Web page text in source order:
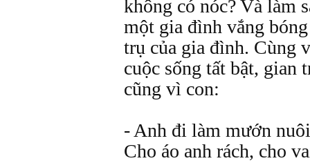
không có nóc? Và làm
một gia đình vắng
trụ của gia đình. Cùng
cuộc sống tất bật, gian
cũng vì con:
- Anh đi làm mướn
Cho áo anh rách, cho